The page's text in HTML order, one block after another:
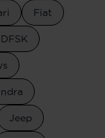
Fiat
DFSK
Jeep